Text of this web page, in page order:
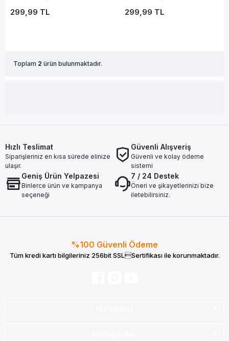
Sistemi Olan Araçlar İçin)
299,99 TL
Sistemi Olan Araçlar İçin)
299,99 TL
Toplam 2 ürün bulunmaktadır.
Hızlı Teslimat
Siparişleriniz en kısa sürede elinize
ulaşır.
Güvenli Alışveriş
Güvenli ve kolay ödeme
sistemi
Geniş Ürün Yelpazesi
Binlerce ürün ve kampanya
seçeneği
7 / 24 Destek
Öneri ve şikayetlerinizi bize
iletebilirsiniz.
%100 Güvenli Ödeme
Tüm kredi kartı bilgileriniz 256bit SSLSertifikası ile korunmaktadır.